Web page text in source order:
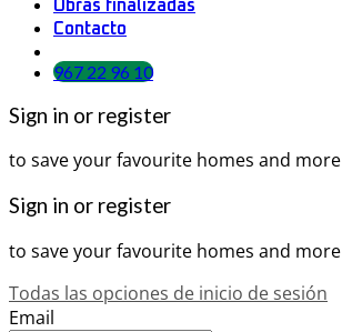
Obras finalizadas
Contacto
967 22 96 10
Sign in or register
to save your favourite homes and more
Sign in or register
to save your favourite homes and more
Todas las opciones de inicio de sesión
Email